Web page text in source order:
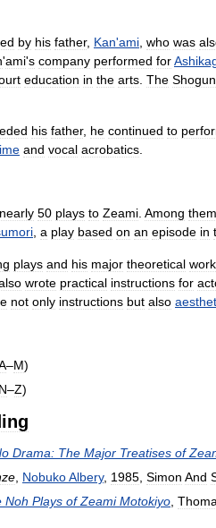
by his father, Kan'ami who was
'ami's company performed for
education in the arts The Shogun
his father, he continued to
and vocal acrobatics
nearly 50 plays to Zeami Among them
a play based on an episode in
plays and his major theoretical work
wrote practical instructions for
not only instructions but also
–M)
N–Z)
Drama: The Major Treatises of
NobukoAlbery, 1985 Simon And
Noh Plays of Zeami Motokiyo